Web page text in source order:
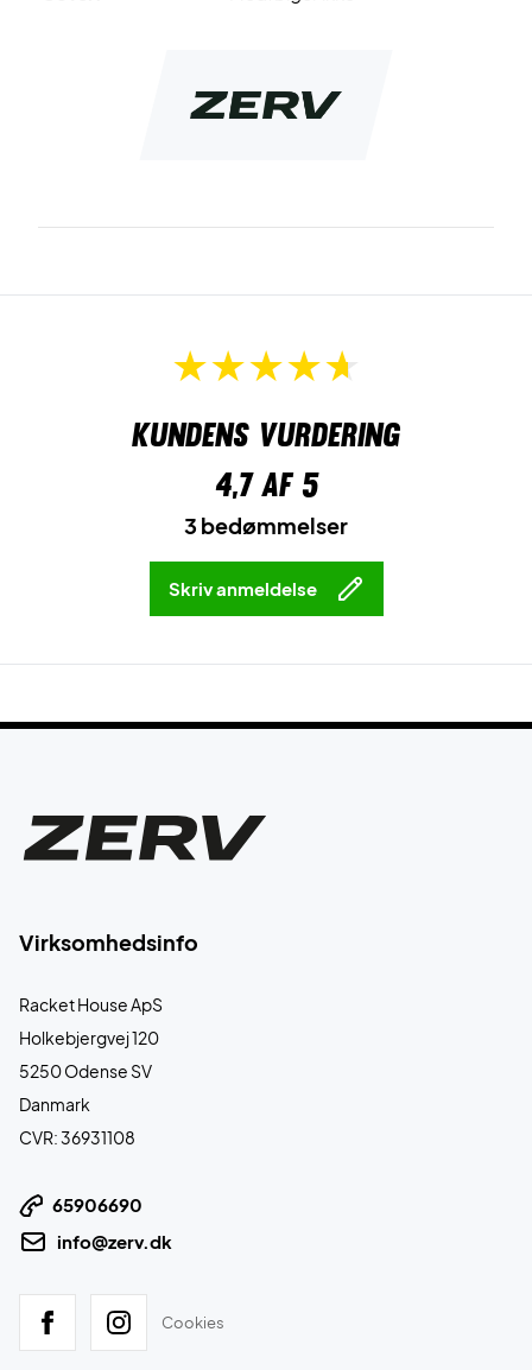
Kundens vurdering
4,7af 5
3 bedømmelser
Skriv anmeldelse
Virksomhedsinfo
Racket House ApS
Holkebjergvej 120
5250 Odense SV
Danmark
CVR: 36931108
65906690
info@zerv.dk
Cookies